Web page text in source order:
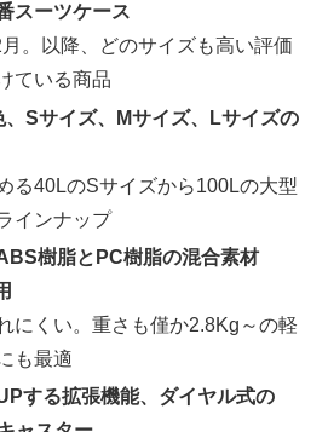
スーツケース
。以降、どのサイズも高い評価
ている商品
Sサイズ、Mサイズ、Lサイズの
る40LのSサイズから100Lの大型
インナップ
樹脂とPC樹脂の混合素材
にくい。重さも僅か2.8Kg～の軽
も最適
する拡張機能、ダイヤル式の